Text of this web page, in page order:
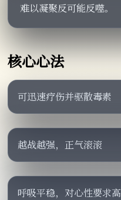
难以凝聚反可能反噬。
核心心法
可迅速疗伤并驱散毒素
越战越强，正气滚滚
呼吸平稳，对心性要求高